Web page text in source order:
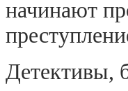
начинают
Детективы,